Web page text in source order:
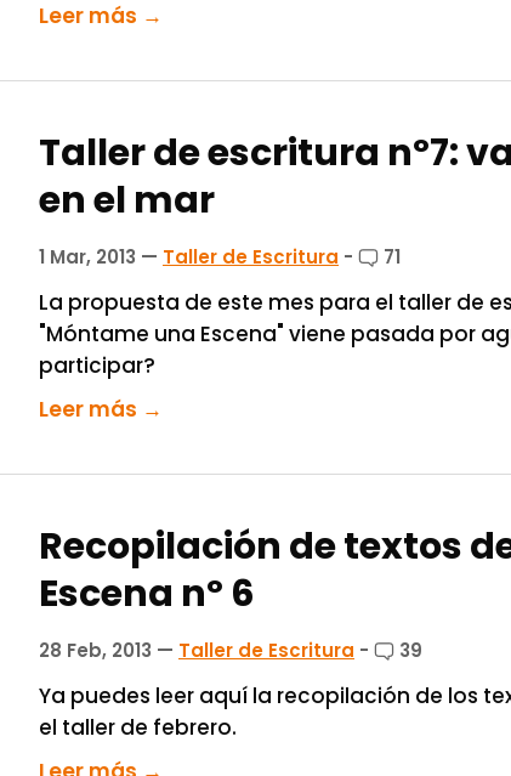
Leer más →
Taller de escritura nº7:
en el mar
1 Mar, 2013 — Taller de Escritura - 71
La propuesta de este mes para el taller de
"Móntame una Escena" viene pasada por
participar?
Leer más →
Recopilación de textos
Escena nº 6
28 Feb, 2013 — Taller de Escritura - 39
Ya puedes leer aquí la recopilación de los
el taller de febrero.